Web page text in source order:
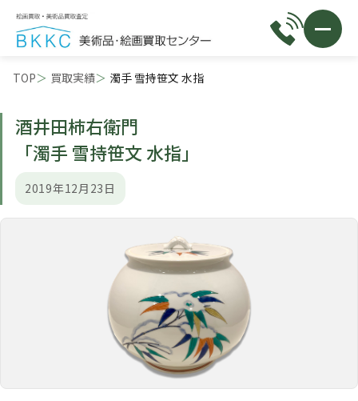
TOP 買取実績 濁手 雪持笹文 水指
酒井田柿右衛門
「濁手 雪持笹文 水指」
2019年12月23日